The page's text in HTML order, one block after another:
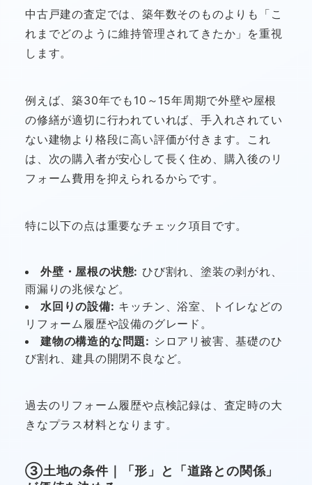
中古戸建の査定では、築年数そのものよりも「こ
れまでどのように維持管理されてきたか」を重視
します。
例えば、築30年でも10～15年周期で外壁や屋根
の修繕が適切に行われていれば、手入れされてい
ない建物より格段に高い評価が付きます。これ
は、次の購入者が安心して長く住め、購入後のリ
フォーム費用を抑えられるからです。
特に以下の点は重要なチェック項目です。
外壁・屋根の状態: ひび割れ、塗装の剥がれ、
雨漏りの兆候など。
水回りの設備: キッチン、浴室、トイレなどの
リフォーム履歴や設備のグレード。
建物の構造的な問題: シロアリ被害、基礎のひ
び割れ、建具の開閉不良など。
過去のリフォーム履歴や点検記録は、査定時の大
きなプラス材料となります。
③土地の条件｜「形」と「道路との関係」